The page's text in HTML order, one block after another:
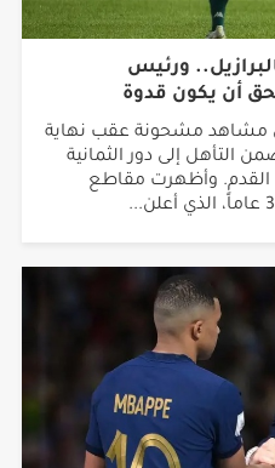
ورئيس
أن يكون قدوة
مشاهد مشحونة عقب نهاية
التأهل إلى دور الثمانية
القدم. وأظهرت مقاطع